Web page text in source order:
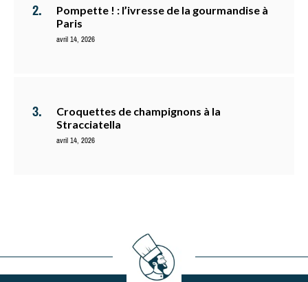
Pompette ! : l’ivresse de la gourmandise à
Paris
avril 14, 2026
Croquettes de champignons à la
Stracciatella
avril 14, 2026